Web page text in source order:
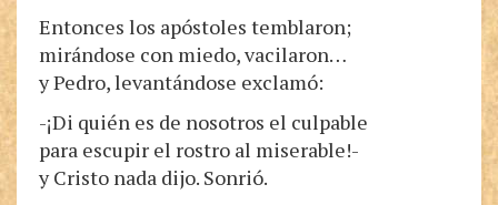
Entonces los apóstoles temblaron;
mirándose con miedo, vacilaron…
y Pedro, levantándose exclamó:
-¡Di quién es de nosotros el culpable
para escupir el rostro al miserable!-
y Cristo nada dijo. Sonrió.